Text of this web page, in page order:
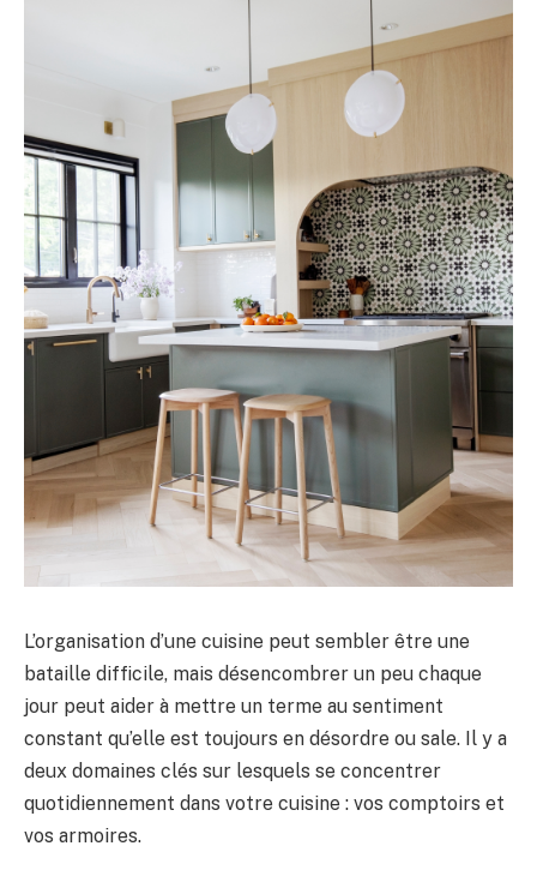
L’organisation d’une cuisine peut sembler être une
bataille difficile, mais désencombrer un peu chaque
jour peut aider à mettre un terme au sentiment
constant qu’elle est toujours en désordre ou sale. Il y a
deux domaines clés sur lesquels se concentrer
quotidiennement dans votre cuisine : vos comptoirs et
vos armoires.